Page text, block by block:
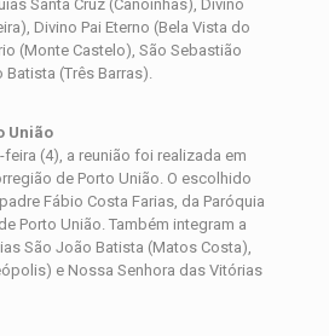
Santa Cruz (Canoinhas), Divino
Divino Pai Eterno (Bela Vista do
(Monte Castelo), São Sebastião
Batista (Três Barras).
União
(4), a reunião foi realizada em
de Porto União. O escolhido
Fábio Costa Farias, da Paróquia
Porto União. Também integram a
São João Batista (Matos Costa),
e Nossa Senhora das Vitórias